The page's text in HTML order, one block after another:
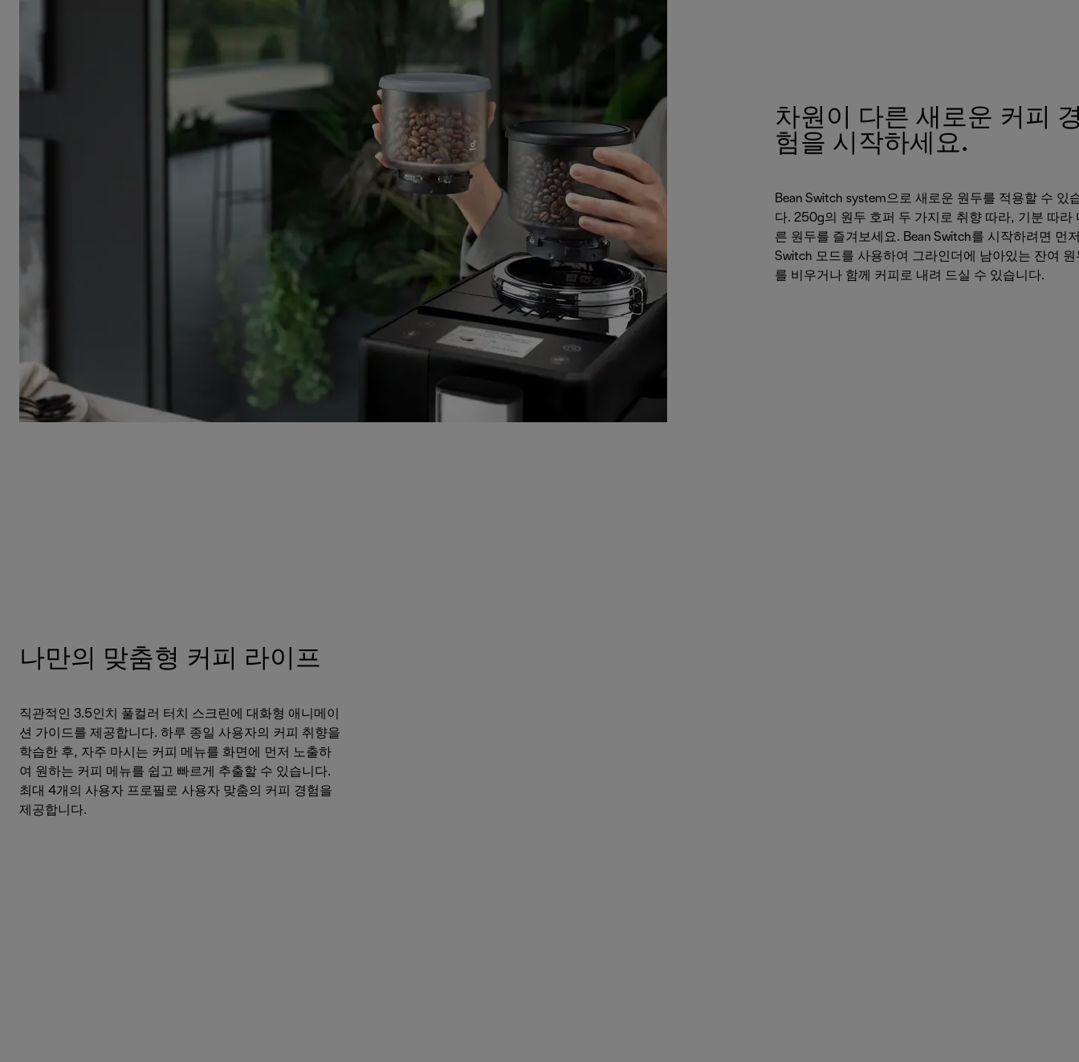
차원이 다른 새로운 커피
험을 시작하세요.
Bean Switch system으로 새로운 원두를 적용할 수 있
다. 250g의 원두 호퍼 두 가지로 취향 따라, 기분 따라
른 원두를 즐겨보세요. Bean Switch를 시작하려면 먼
Switch 모드를 사용하여 그라인더에 남아있는 잔여 원
를 비우거나 함께 커피로 내려 드실 수 있습니다.
나만의 맞춤형 커피 라이프
직관적인 3.5인치 풀컬러 터치 스크린에 대화형 애니메이
션 가이드를 제공합니다. 하루 종일 사용자의 커피 취향을
학습한 후, 자주 마시는 커피 메뉴를 화면에 먼저 노출하
여 원하는 커피 메뉴를 쉽고 빠르게 추출할 수 있습니다.
최대 4개의 사용자 프로필로 사용자 맞춤의 커피 경험을
제공합니다.